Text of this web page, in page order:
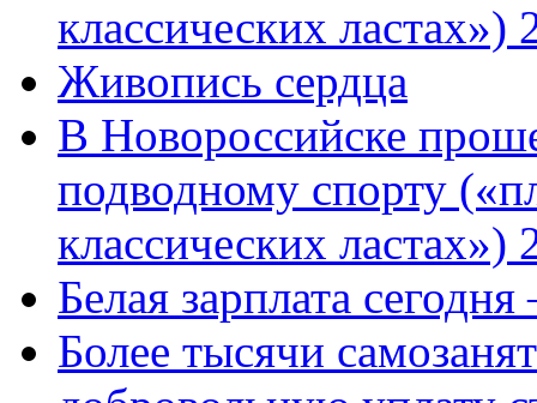
классических
Живопись сердца
В Новороссийске
подводному спорту
классических ластах»)
Белая зарплата
Более тысячи